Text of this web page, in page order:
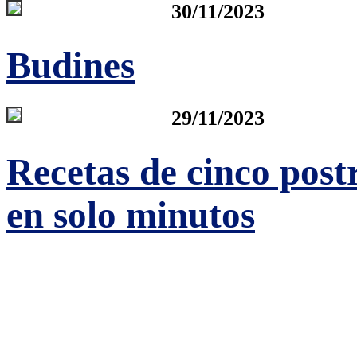
30/11/2023
Budines
29/11/2023
Recetas de cinco
en solo minutos